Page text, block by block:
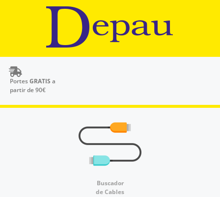
PortesGRATIS a
partir de 90€
Buscador
de Cables